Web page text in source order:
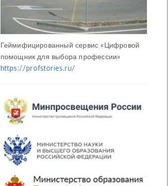
Геймифицированный сервис «Цифровой
помощник для выбора профессии»
https://profstories.ru/